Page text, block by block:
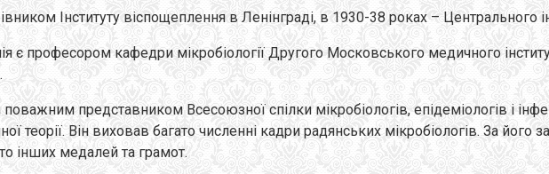
Інституту віспощеплення в Ленінграді, в 1930-38 роках – Центрального
є професором кафедри мікробіології Другого Московського медичного
представником Всесоюзної спілки мікробіологів, епідеміологів і
теорії. Він виховав багато численні кадри радянських мікробіологів. За
інших медалей та грамот.